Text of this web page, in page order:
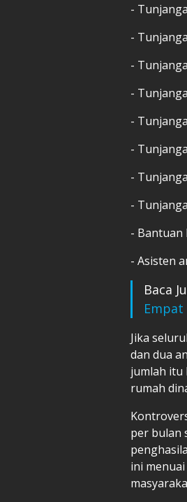
-
-
-
-
-
-
-
-
- Bantuan
- Asisten
Baca
Jika
dan dua
jumlah itu
rumah
per bulan
ini